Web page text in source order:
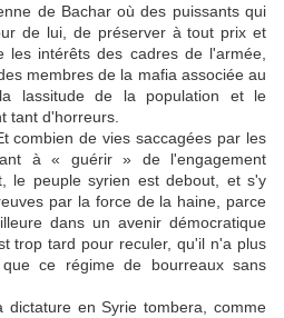
de Bachar où des puissants qui
de lui, de préserver à tout prix et
intérêts des cadres de l'armée,
membres de la mafia associée au
lassitude de la population et le
tant d'horreurs.
combien de vies saccagées par les
à « guérir » de l'engagement
le peuple syrien est debout, et s'y
par la force de la haine, parce
dans un avenir démocratique
trop tard pour reculer, qu'il n'a plus
ce régime de bourreaux sans
en Syrie tombera, comme